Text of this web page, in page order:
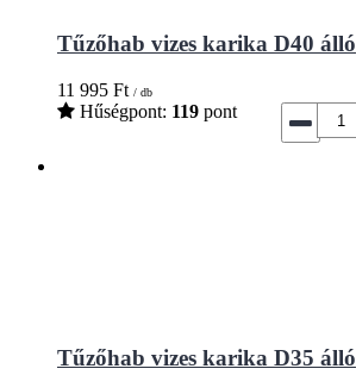
Tűzőhab vizes karika D40 álló
11 995 Ft / db
Hűségpont: 119 pont
Tűzőhab vizes karika D35 álló